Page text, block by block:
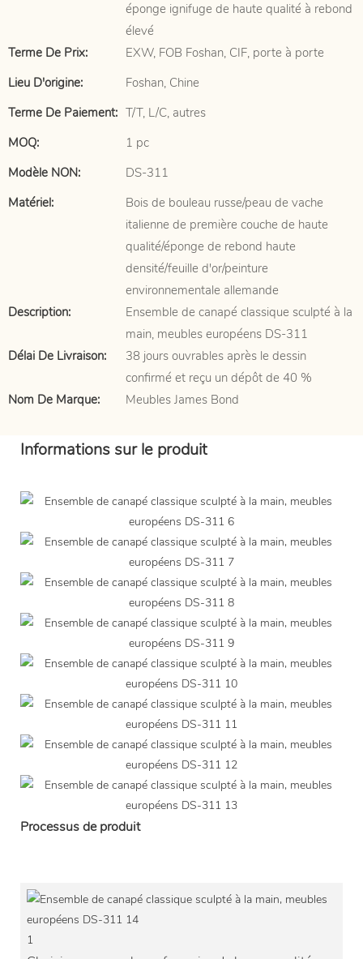
éponge ignifuge de haute qualité à rebond
élevé
Terme De Prix:
EXW, FOB Foshan, CIF, porte à porte
Lieu D'origine:
Foshan, Chine
Terme De Paiement: T/T, L/C, autres
MOQ:
1 pc
Modèle NON:
DS-311
Matériel:
Bois de bouleau russe/peau de vache
italienne de première couche de haute
qualité/éponge de rebond haute
densité/feuille d'or/peinture
environnementale allemande
Description:
Ensemble de canapé classique sculpté à la
main, meubles européens DS-311
Délai De Livraison:
38 jours ouvrables après le dessin
confirmé et reçu un dépôt de 40 %
Nom De Marque:
Meubles James Bond
Informations sur le produit
Processus de produit
1